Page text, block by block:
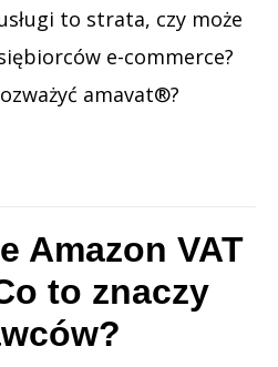
to strata, czy może
e-commerce?
amavat®?
Amazon VAT
to znaczy